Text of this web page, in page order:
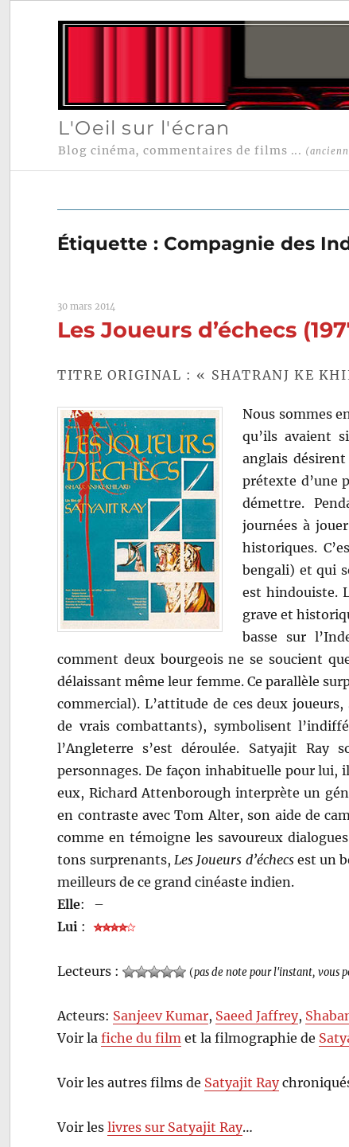
L'Oeil sur l'écran
Blog cinéma, commentaires de films ...
Étiquette : Compagnie des
30 mars 2014
Les Joueurs d’échecs
TITRE ORIGINAL : « SHATRANJ KE
Nous sommes
qu’ils avaient
anglais
prétexte d’une
démettre.
journées à
historiques.
bengali) et qui
est hindouiste.
grave et
basse sur
comment deux bourgeois ne se soucient
délaissant même leur femme. Ce parallèle
commercial). L’attitude de ces deux
de vrais combattants), symbolisent
l’Angleterre s’est déroulée. Satyajit Ray
personnages. De façon inhabituelle pour lui,
eux, Richard Attenborough interprète un
en contraste avec Tom Alter, son aide de
comme en témoigne les savoureux
tons surprenants, Les Joueurs d’échecsest un
meilleurs de ce grand cinéaste indien.
Elle:
–
Lui :
Lecteurs : (pas de note pour l'instant, vous
Acteurs: Sanjeev Kumar, Saeed Jaffrey,
Voir lafiche du film et la filmographie de
Voir les autres films de Satyajit Ray
Voir leslivres sur Satyajit Ray…